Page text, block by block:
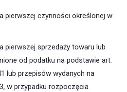
pierwszej czynności określonej w
pierwszej sprzedaży towaru lub
od podatku na podstawie art.
lub przepisów wydanych na
w przypadku rozpoczęcia